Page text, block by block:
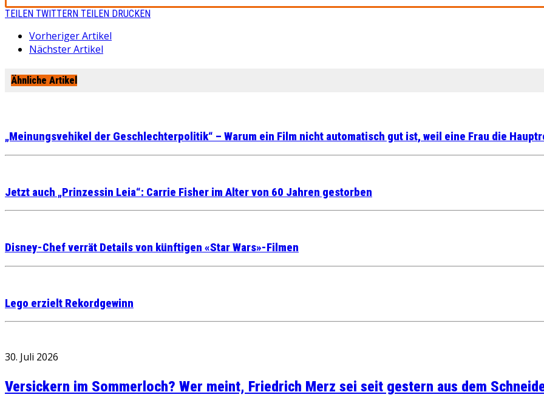
TEILEN TWITTERN TEILEN DRUCKEN
Vorheriger Artikel
Nächster Artikel
Ähnliche Artikel
„Meinungsvehikel der Geschlechterpolitik“ – Warum ein Film nicht automatisch gut ist, weil eine Frau die
Jetzt auch „Prinzessin Leia“: Carrie Fisher im Alter von 60 Jahren gestorben
Disney-Chef verrät Details von künftigen «Star Wars»-Filmen
Lego erzielt Rekordgewinn
30. Juli 2026
Versickern im Sommerloch? Wer meint, Friedrich Merz sei seit gestern aus dem